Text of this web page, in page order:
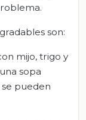
son:
mijo, trigo y
sopa
se pueden